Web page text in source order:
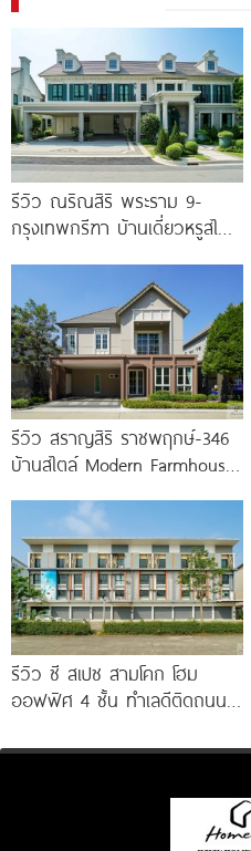
รีวิว ณริณสิริ พระราม 9-
กรุงเทพกรีฑา บ้านเดี่ยวหรูสไตล์
Clubhouse วิวทะเลสาบ
รีวิว สราญสิริ ราชพฤกษ์-346
บ้านสไตล์ Modern Farmhouse​
เริ่ม 5.99
รีวิว ซี สเปซ สามโคก โฮม
ออฟฟิศ 4 ชั้น ทำเลดีติดถนน